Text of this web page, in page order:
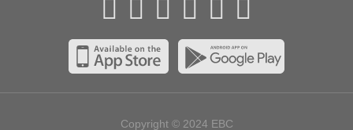
Copyright © 2024 EBC